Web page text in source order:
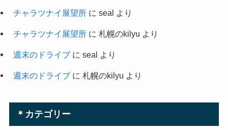
チャラツナイ展望所に seal より
チャラツナイ展望所に 札幌のkilyu より
週末のドライブに seal より
週末のドライブに 札幌のkilyu より
＊カテゴリー